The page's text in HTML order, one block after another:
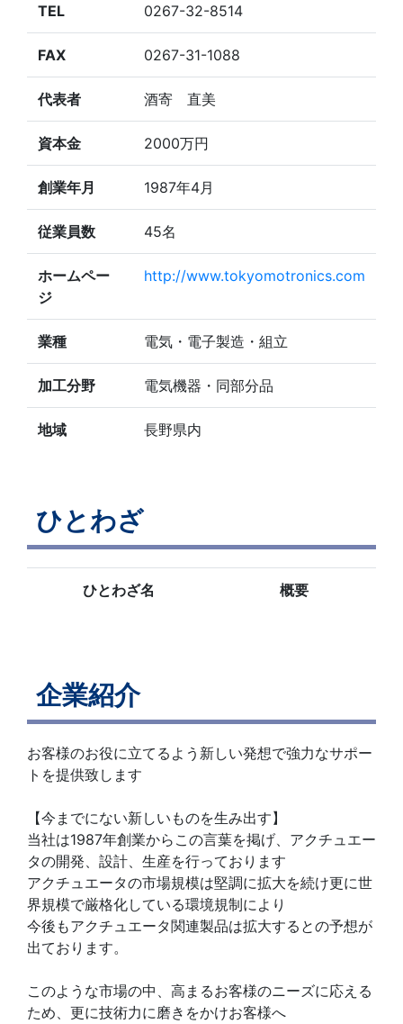
TEL 0267-32-8514
FAX 0267-31-1088
代表者 酒寄 直美
資本金 2000万円
創業年月 1987年4月
従業員数 45名
ホームペー
ジ
http://www.tokyomotronics.com
業種 電気・電子製造・組立
加工分野 電気機器・同部分品
地域 長野県内
ひとわざ
ひとわざ名 概要
企業紹介
お客様のお役に立てるよう新しい発想で強力なサポー
トを提供致します
【今までにない新しいものを生み出す】
当社は1987年創業からこの言葉を掲げ、アクチュエー
タの開発、設計、生産を行っております
アクチュエータの市場規模は堅調に拡大を続け更に世
界規模で厳格化している環境規制により
今後もアクチュエータ関連製品は拡大するとの予想が
出ております。
このような市場の中、高まるお客様のニーズに応える
ため、更に技術力に磨きをかけお客様へ